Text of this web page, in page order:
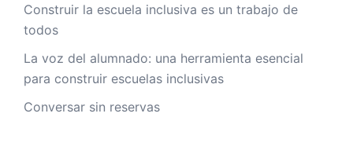
Construir la escuela inclusiva es un trabajo de
todos
La voz del alumnado: una herramienta esencial
para construir escuelas inclusivas
Conversar sin reservas